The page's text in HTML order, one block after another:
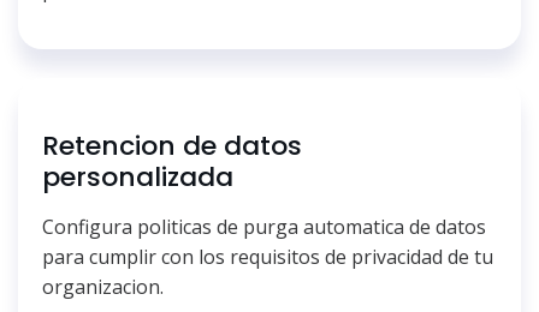
Retencion de datos
personalizada
Configura politicas de purga automatica de datos
para cumplir con los requisitos de privacidad de tu
organizacion.